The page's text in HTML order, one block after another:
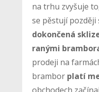
na trhu zvyšuje
se pěstují později
dokončená
ranými
prodeji na
bramborplatí
obchodech